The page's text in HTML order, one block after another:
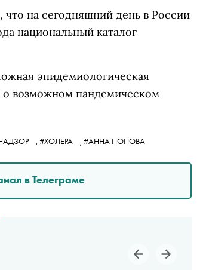
что на сегодняшний день в России
национальный каталог
эпидемиологическая
о возможном пандемическом
, #ХОЛЕРА , #АННА ПОПОВА
в Телеграме